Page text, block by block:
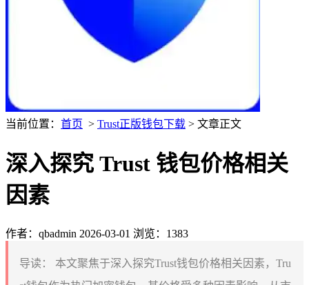
当前位置： 首页 > Trust正版钱包下载 > 文章正文
深入探究 Trust 钱包价格相关
因素
作者：qbadmin 2026-03-01 浏览：1383
导读：
本文聚焦于深入探究Trust钱包价格相关因素，Tru